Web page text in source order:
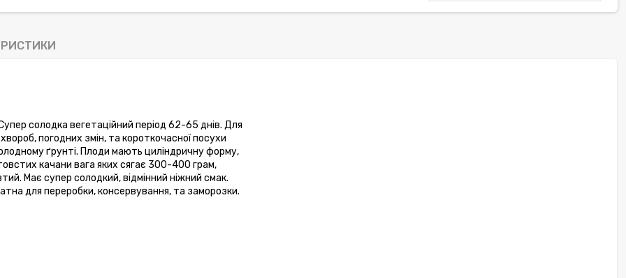
солодка вегетаційний період 62-65 днів. Для
погодних змін, та короткочасної посухи
ґрунті. Плоди мають циліндричну форму,
качани вага яких сягає 300-400 грам,
Має супер солодкий, відмінний ніжний смак.
для переробки, консервування, та заморозки.